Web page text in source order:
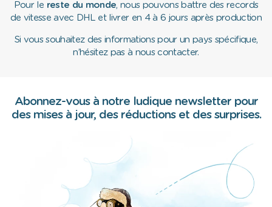
Pour le reste du monde, nous pouvons battre des records
de vitesse avec DHL et livrer en 4 à 6 jours après production
Si vous souhaitez des informations pour un pays spécifique,
n’hésitez pas à nous contacter.
Abonnez-vous à notre ludique newsletter pour
des mises à jour, des réductions et des surprises.